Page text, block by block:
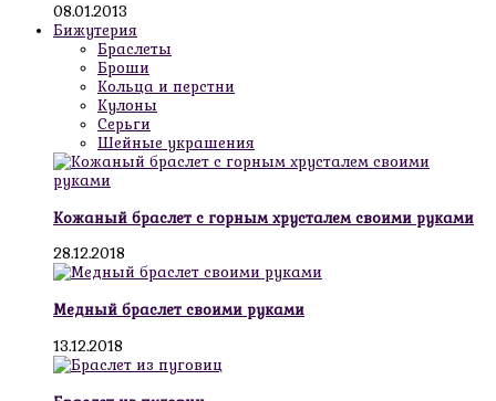
08.01.2013
Бижутерия
Браслеты
Броши
Кольца и перстни
Кулоны
Серьги
Шейные украшения
Кожаный браслет с горным хрусталем своими руками
28.12.2018
Медный браслет своими руками
13.12.2018